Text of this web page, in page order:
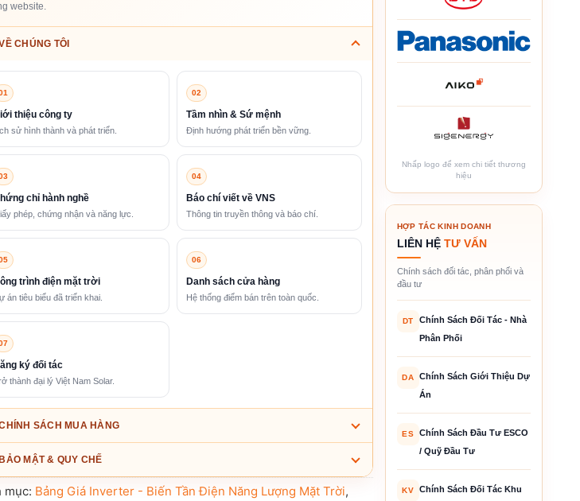
website.
CHÚNG TÔI
thiệu công ty
sử hình thành và phát triển.
02
Tầm nhìn & Sứ mệnh
Định hướng phát triển bền vững.
chỉ hành nghề
phép, chứng nhận và năng lực.
04
Báo chí viết về VNS
Thông tin truyền thông và báo chí.
trình điện mặt trời
án tiêu biểu đã triển khai.
06
Danh sách cửa hàng
Hệ thống điểm bán trên toàn quốc.
ký đối tác
thành đại lý Việt Nam Solar.
SÁCH MUA HÀNG
BẢO MẬT & QUY CHẾ
mục: Bảng Giá Inverter - Biến Tần Điện Năng Lượng Mặt Trời,
Nhấp logo để xem chi tiết thương
hiệu
HỢP TÁC KINH DOANH
LIÊN HỆ TƯ VẤN
Chính sách đối tác, phân phối và
đầu tư
DT
Chính Sách Đối Tác - Nhà
Phân Phối
DA
Chính Sách Giới Thiệu Dự
Án
ES
Chính Sách Đầu Tư ESCO
/ Quỹ Đầu Tư
KV
Chính Sách Đối Tác Khu